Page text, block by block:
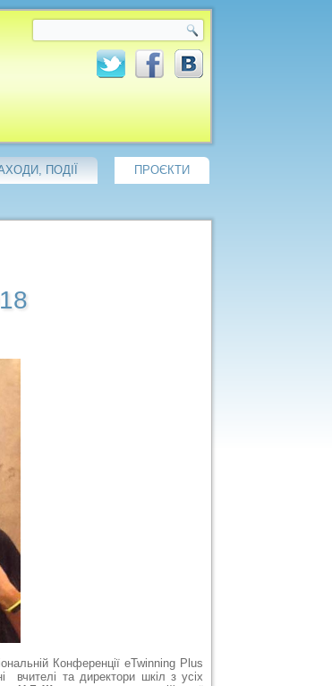
ПОДІЇ
ПРОЄКТИ
Конференції eTwinning Plus
вчителі та директори шкіл з усіх